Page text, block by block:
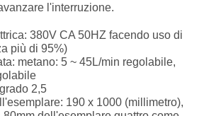
l'interruzione.
380V CA 50HZ facendo uso di
più di 95%)
metano: 5 ~ 45L/min regolabile,
2,5
190 x 1000 (millimetro),